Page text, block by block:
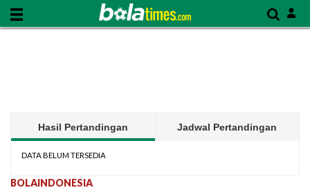
Hasil Pertandingan Jadwal Pertandingan
DATA BELUM TERSEDIA
BOLAINDONESIA